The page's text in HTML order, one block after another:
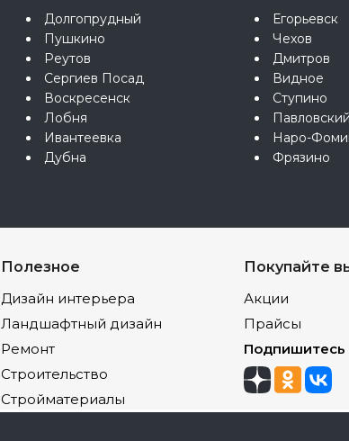
Долгопрудный
Пушкино
Реутов
Сергиев Посад
Воскресенск
Лобня
Ивантеевка
Дубна
Егорьевск
Чехов
Дмитров
Видное
Ступино
Наро-
Фрязино
Полезное
Дизайн интерьера
Ландшафтный дизайн
Ремонт
Строительство
Стройматериалы
Покупайте
Акции
Прайсы
Подпишитесь